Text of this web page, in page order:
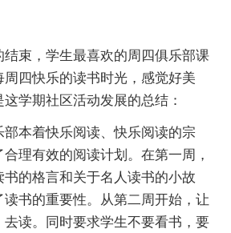
束，学生最喜欢的周四俱乐部课
四快乐的读书时光，感觉好美
学期社区活动发展的总结：
本着快乐阅读、快乐阅读的宗
理有效的阅读计划。在第一周，
的格言和关于名人读书的小故
书的重要性。从第二周开始，让
读。同时要求学生不要看书，要